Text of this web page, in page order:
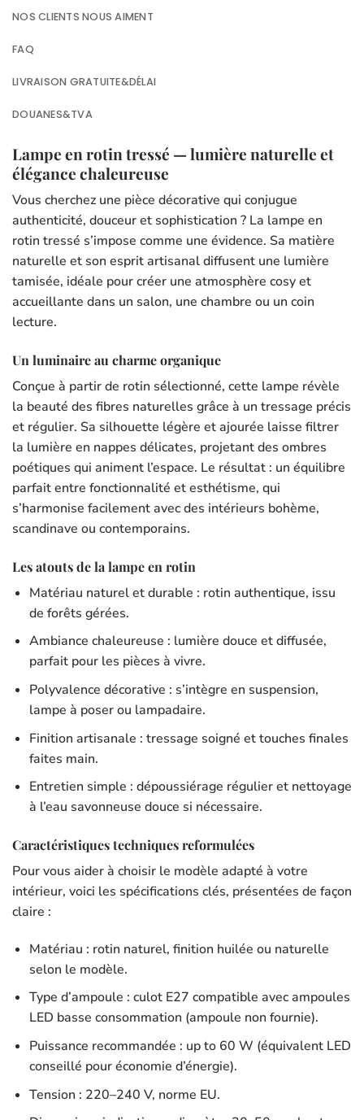
NOS CLIENTS NOUS AIMENT
FAQ
LIVRAISON GRATUITE&DÉLAI
DOUANES&TVA
Lampe en rotin tressé — lumière naturelle et
élégance chaleureuse
Vous cherchez une pièce décorative qui conjugue
authenticité, douceur et sophistication ? La lampe en
rotin tressé s’impose comme une évidence. Sa matière
naturelle et son esprit artisanal diffusent une lumière
tamisée, idéale pour créer une atmosphère cosy et
accueillante dans un salon, une chambre ou un coin
lecture.
Un luminaire au charme organique
Conçue à partir de rotin sélectionné, cette lampe révèle
la beauté des fibres naturelles grâce à un tressage précis
et régulier. Sa silhouette légère et ajourée laisse filtrer
la lumière en nappes délicates, projetant des ombres
poétiques qui animent l’espace. Le résultat : un équilibre
parfait entre fonctionnalité et esthétisme, qui
s’harmonise facilement avec des intérieurs bohème,
scandinave ou contemporains.
Les atouts de la lampe en rotin
Matériau naturel et durable : rotin authentique, issu
de forêts gérées.
Ambiance chaleureuse : lumière douce et diffusée,
parfait pour les pièces à vivre.
Polyvalence décorative : s’intègre en suspension,
lampe à poser ou lampadaire.
Finition artisanale : tressage soigné et touches finales
faites main.
Entretien simple : dépoussiérage régulier et nettoyage
à l’eau savonneuse douce si nécessaire.
Caractéristiques techniques reformulées
Pour vous aider à choisir le modèle adapté à votre
intérieur, voici les spécifications clés, présentées de façon
claire :
Matériau : rotin naturel, finition huilée ou naturelle
selon le modèle.
Type d’ampoule : culot E27 compatible avec ampoules
LED basse consommation (ampoule non fournie).
Puissance recommandée : up to 60 W (équivalent LED
conseillé pour économie d’énergie).
Tension : 220–240 V, norme EU.